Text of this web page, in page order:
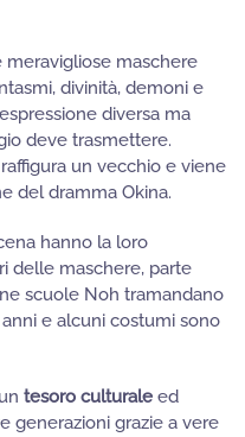
maschere
divinità, demoni e
diversa ma
deve trasmettere.
un vecchio e viene
del dramma Okina.
hanno la loro
delle maschere, parte
scuole Noh tramandano
e alcuni costumi sono
tesoro culturale ed
generazioni grazie a vere